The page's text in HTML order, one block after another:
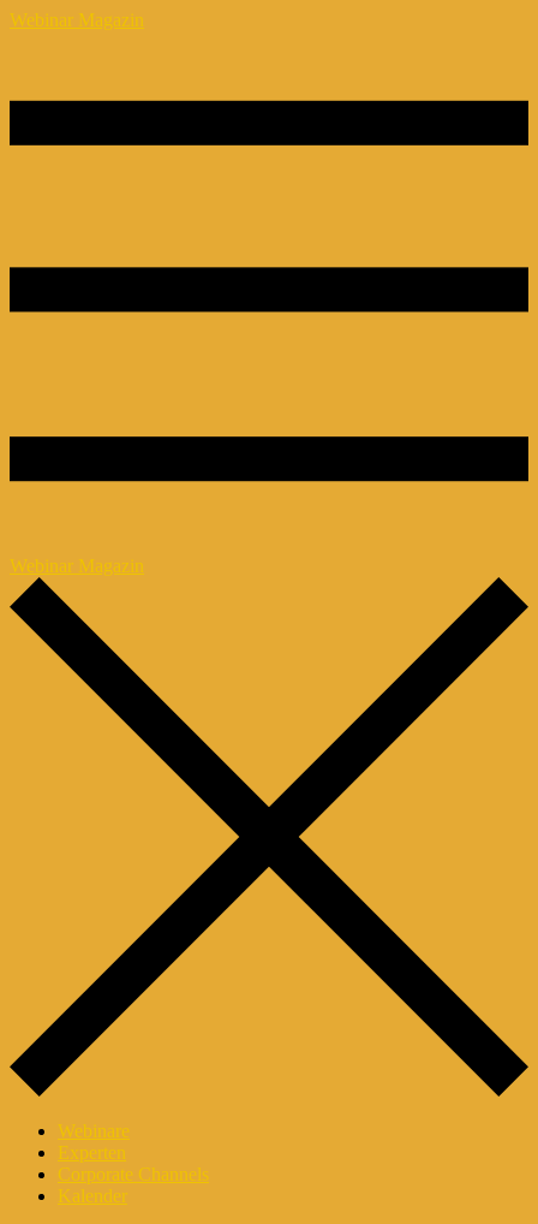
Webinar Magazin
Webinar Magazin
Webinare
Experten
Corporate Channels
Kalender